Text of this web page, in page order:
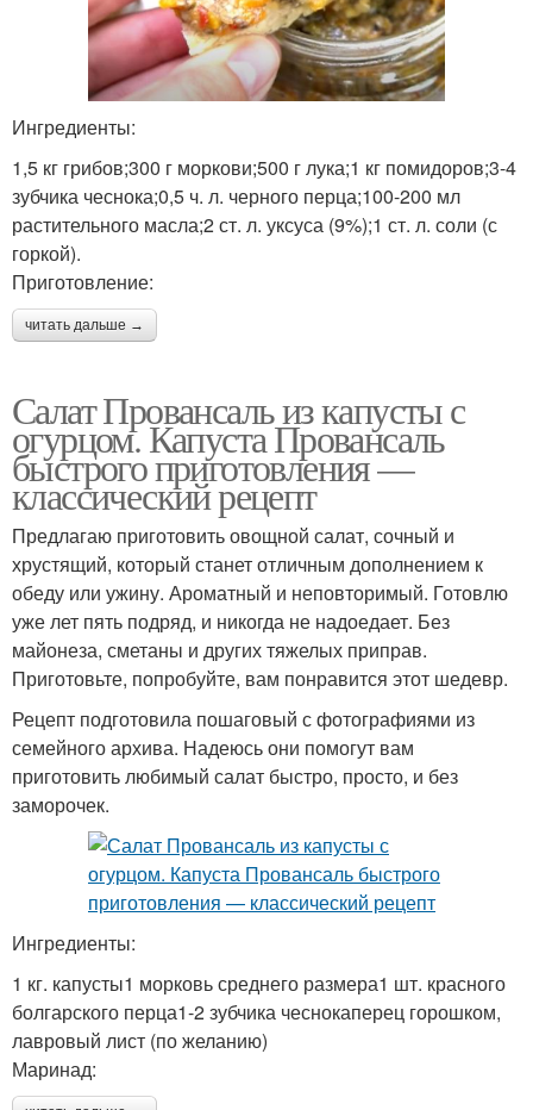
Ингредиенты:
1,5 кг грибов;300 г моркови;500 г лука;1 кг помидоров;3-4
зубчика чеснока;0,5 ч. л. черного перца;100-200 мл
растительного масла;2 ст. л. уксуса (9%);1 ст. л. соли (с
горкой).
Приготовление:
читать дальше →
Салат Провансаль из капусты с
огурцом. Капуста Провансаль
быстрого приготовления —
классический рецепт
Предлагаю приготовить овощной салат, сочный и
хрустящий, который станет отличным дополнением к
обеду или ужину. Ароматный и неповторимый. Готовлю
уже лет пять подряд, и никогда не надоедает. Без
майонеза, сметаны и других тяжелых приправ.
Приготовьте, попробуйте, вам понравится этот шедевр.
Рецепт подготовила пошаговый с фотографиями из
семейного архива. Надеюсь они помогут вам
приготовить любимый салат быстро, просто, и без
заморочек.
Ингредиенты:
1 кг. капусты1 морковь среднего размера1 шт. красного
болгарского перца1-2 зубчика чеснокаперец горошком,
лавровый лист (по желанию)
Маринад: